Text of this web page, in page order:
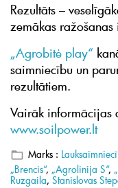
Rezultāts –
zemākas ražošanas
„Agrobitė play“
saimniecību un
rezultātiem.
Vairāk informācijas
www.soilpower.lt
Marks :
„Brencis“, „Agrolinija S“,
Ruzgaila, Stanislovas